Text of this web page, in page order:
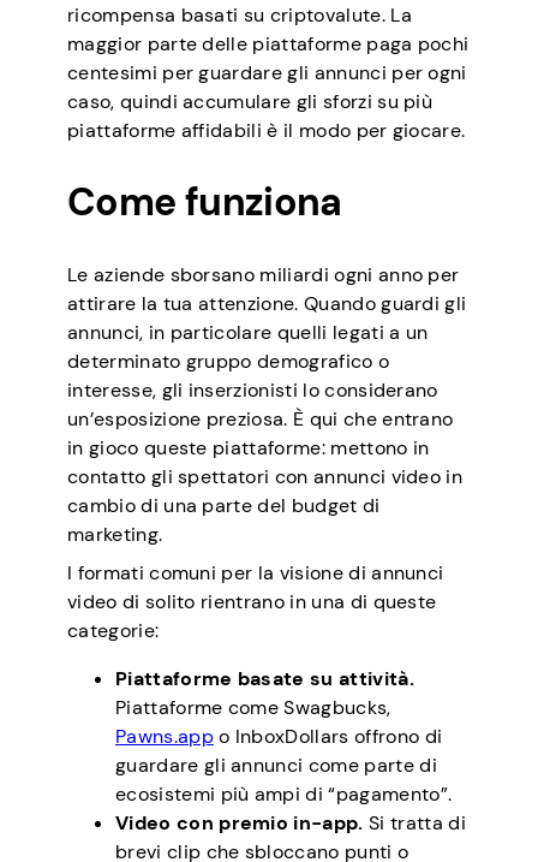
ricompensa basati su criptovalute. La
maggior parte delle piattaforme paga pochi
centesimi per guardare gli annunci per ogni
caso, quindi accumulare gli sforzi su più
piattaforme affidabili è il modo per giocare.
Come funziona
Le aziende sborsano miliardi ogni anno per
attirare la tua attenzione. Quando guardi gli
annunci, in particolare quelli legati a un
determinato gruppo demografico o
interesse, gli inserzionisti lo considerano
un’esposizione preziosa. È qui che entrano
in gioco queste piattaforme: mettono in
contatto gli spettatori con annunci video in
cambio di una parte del budget di
marketing.
I formati comuni per la visione di annunci
video di solito rientrano in una di queste
categorie:
Piattaforme basate su attività.
Piattaforme come Swagbucks,
Pawns.appo InboxDollars offrono di
guardare gli annunci come parte di
ecosistemi più ampi di “pagamento”.
Video con premio in-app. Si tratta di
brevi clip che sbloccano punti o